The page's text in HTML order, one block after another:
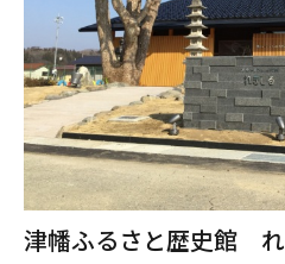
津幡ふるさと歴史館